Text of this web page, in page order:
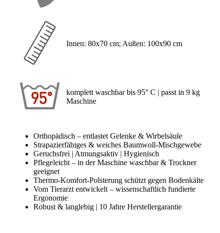
Innen: 80x70 cm; Außen: 100x90 cm
komplett waschbar bis 95° C | passt in 9 kg
Maschine
Orthopädisch – entlastet Gelenke & Wirbelsäule
Strapazierfähiges & weiches Baumwoll-Mischgewebe
Geruchsfrei | Atmungsaktiv | Hygienisch
Pflegeleicht – in der Maschine waschbar & Trockner
geeignet
Thermo-Komfort-Polsterung schützt gegen Bodenkälte
Vom Tierarzt entwickelt – wissenschaftlich fundierte
Ergonomie
Robust & langlebig | 10 Jahre Herstellergarantie